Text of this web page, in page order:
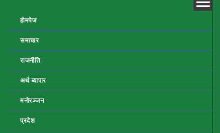
होमपेज
समाचार
राजनीति
अर्थ ब्यापार
मनोरञ्जन
प्रदेश